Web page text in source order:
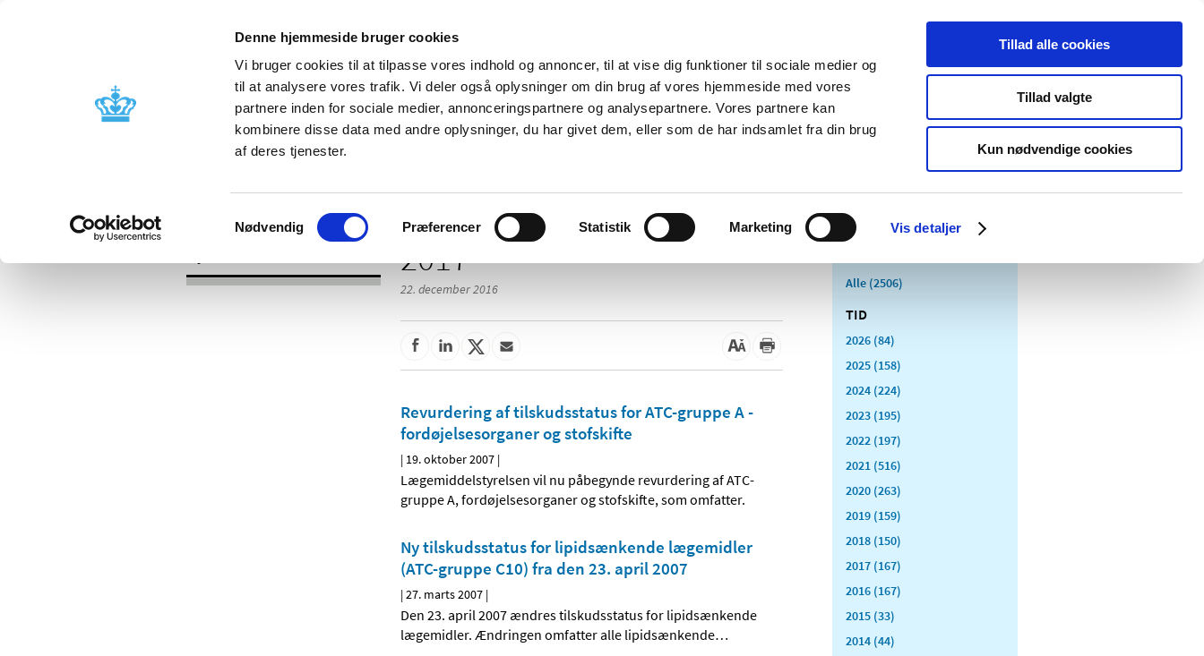
Denne hjemmeside bruger cookies
Vi bruger cookies til at tilpasse vores indhold og annoncer, til at vise dig funktioner til sociale medier og
til at analysere vores trafik. Vi deler også oplysninger om din brug af vores hjemmeside med vores
partnere inden for sociale medier, annonceringspartnere og analysepartnere. Vores partnere kan
kombinere disse data med andre oplysninger, du har givet dem, eller som de har indsamlet fra din brug
af deres tjenester.
Samtykkevalg
Nødvendig Præferencer Statistik Marketing Vis detaljer
Tillad alle cookies
Tillad valgte
Kun nødvendige cookies
Nyheder Om os Kontakt Udgivelser
Godkendelse og
Bivirkninger og
produktinformation
Tilskud og
Apoteker og salg af
Medicinsk
Særlige
produktområder
2017
22. december 2016
Revurdering af tilskudsstatus for ATC-gruppe A -
fordøjelsesorganer og stofskifte
| 19. oktober 2007 |
Lægemiddelstyrelsen vil nu påbegynde revurdering af ATC-
gruppe A, fordøjelsesorganer og stofskifte, som omfatter.
Ny tilskudsstatus for lipidsænkende lægemidler
(ATC-gruppe C10) fra den 23. april 2007
|27. marts 2007 |
Den 23. april 2007 ændres tilskudsstatus for lipidsænkende
lægemidler. Ændringen omfatter alle lipidsænkende…
Alle (2506)
TID
2026 (84)
2025 (158)
2024 (224)
2023 (195)
2022 (197)
2021 (516)
2020 (263)
2019 (159)
2018 (150)
2017 (167)
2016 (167)
2015 (33)
2014 (44)